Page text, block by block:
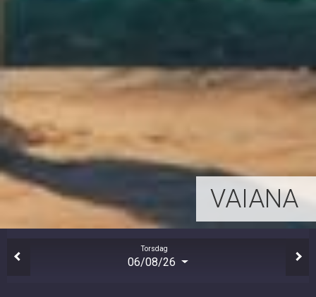
VAIANA
Torsdag
06/08/26